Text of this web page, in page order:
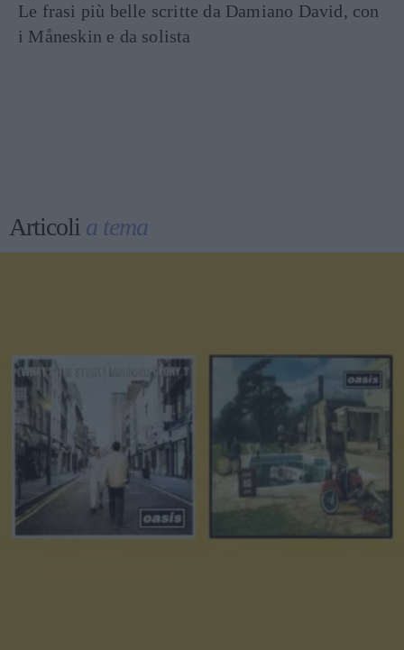
Le frasi più belle scritte da Damiano David, con
i Måneskin e da solista
Articoli a tema